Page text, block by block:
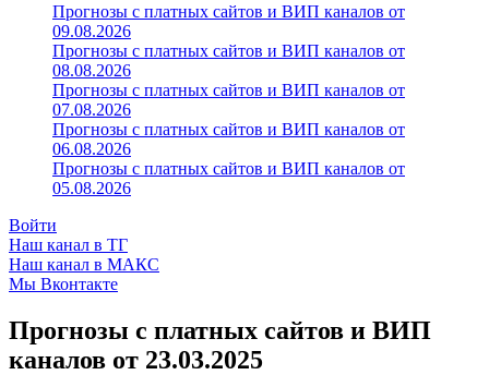
Прогнозы с платных сайтов и ВИП каналов от
09.08.2026
Прогнозы с платных сайтов и ВИП каналов от
08.08.2026
Прогнозы с платных сайтов и ВИП каналов от
07.08.2026
Прогнозы с платных сайтов и ВИП каналов от
06.08.2026
Прогнозы с платных сайтов и ВИП каналов от
05.08.2026
Войти
Наш канал в ТГ
Наш канал в МАКС
Мы Вконтакте
Прогнозы с платных сайтов и ВИП
каналов от 23.03.2025